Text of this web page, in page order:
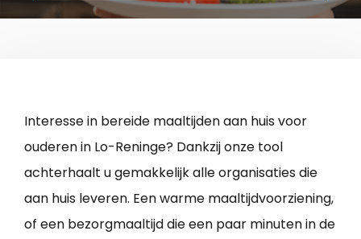
Interesse in bereide maaltijden aan huis voor
ouderen in Lo-Reninge? Dankzij onze tool
achterhaalt u gemakkelijk alle organisaties die
aan huis leveren. Een warme maaltijdvoorziening,
of een bezorgmaaltijd die een paar minuten in de